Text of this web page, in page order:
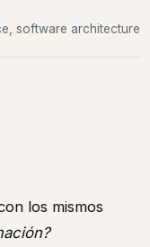
software architecture
los mismos